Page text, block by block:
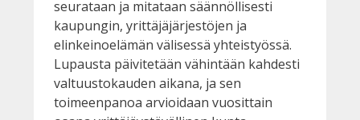
seurataan ja mitataan säännöllisesti
kaupungin, yrittäjäjärjestöjen ja
elinkeinoelämän välisessä yhteistyössä.
Lupausta päivitetään vähintään kahdesti
valtuustokauden aikana, ja sen
toimeenpanoa arvioidaan vuosittain